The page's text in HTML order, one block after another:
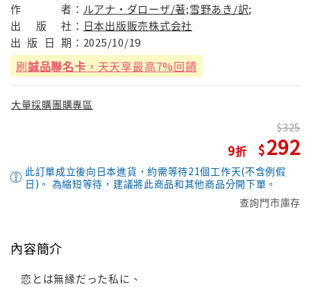
作 者： ルアナ・ダローザ/著;雪野あき/訳;
出
版 社： 日本出版販売株式会社
出 版 日 期： 2025/10/19
刷誠品聯名卡 ，天天享最高7%回饋
大量採購團購專區
9
325
292
此訂單成立後向日本進貨，約需等待21個工作天(不含例假
日)。 為縮短等待，建議將此商品和其他商品分開下單。
查詢門市庫存
內容簡介
恋とは無縁だった私に、